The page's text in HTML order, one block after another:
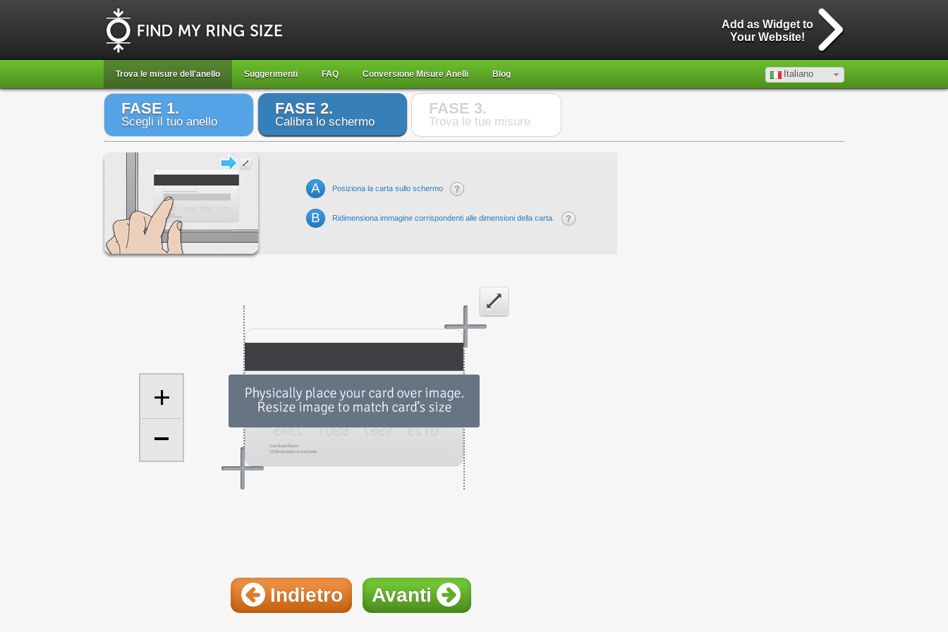
Add as Widget to
Your Website!
Trova le misure dell'anello Suggerimenti FAQ Conversione Misure Anelli Blog Italiano
FASE 1.
Scegli il tuo anello
FASE 2.
Calibra lo schermo
FASE 3.
Trova le tue misure
A Posiziona la carta sullo schermo
B Ridimensiona immagine corrispondenti alle dimensioni della carta.
+
Indietro Avanti